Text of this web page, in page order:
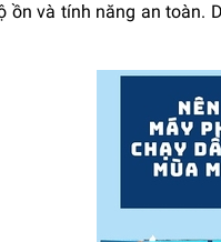
ồn và tính năng an toàn.